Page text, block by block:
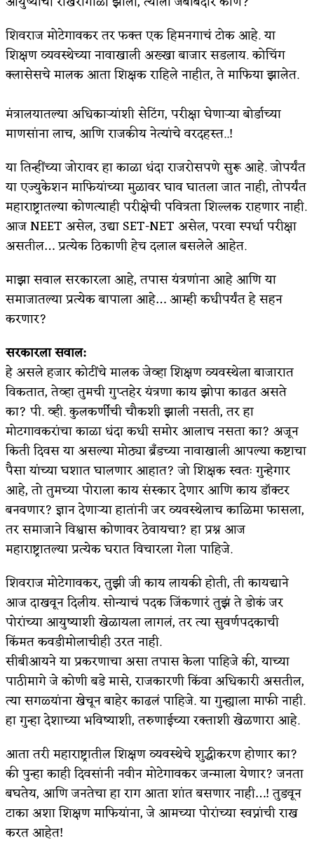
शिवराज मोटेगावकर तर फक्त एक हिमनगाचं टोक आहे. या
शिक्षण व्यवस्थेच्या नावाखाली अख्खा बाजार सडलाय. कोचिंग
क्लासेसचे मालक आता शिक्षक राहिले नाहीत, ते माफिया झालेत.
मंत्रालयातल्या अधिकाऱ्यांशी सेटिंग, ​परीक्षा घेणाऱ्या बोर्डाच्या
माणसांना लाच, ​आणि राजकीय नेत्यांचे वरदहस्त..!
​या तिन्हींच्या जोरावर हा काळा धंदा राजरोसपणे सुरू आहे. जोपर्यंत
या एज्युकेशन माफियांच्या मुळावर घाव घातला जात नाही, तोपर्यंत
महाराष्ट्रातल्या कोणत्याही परीक्षेची पवित्रता शिल्लक राहणार नाही.
आज NEET असेल, उद्या SET-NET असेल, परवा स्पर्धा परीक्षा
असतील… प्रत्येक ठिकाणी हेच दलाल बसलेले आहेत.
​माझा सवाल सरकारला आहे, तपास यंत्रणांना आहे आणि या
समाजातल्या प्रत्येक बापाला आहे… आम्ही कधीपर्यंत हे सहन
करणार?
​सरकारला सवाल:
हे असले हजार कोटींचे मालक जेव्हा शिक्षण व्यवस्थेला बाजारात
विकतात, तेव्हा तुमची गुप्तहेर यंत्रणा काय झोपा काढत असते
का? पी. व्ही. कुलकर्णीची चौकशी झाली नसती, तर हा
मोटगावकरांचा काळा धंदा कधी समोर आलाच नसता का? अजून
किती दिवस या असल्या मोठ्या ब्रँडच्या नावाखाली आपल्या कष्टाचा
पैसा यांच्या घशात घालणार आहात? जो शिक्षक स्वतः गुन्हेगार
आहे, तो तुमच्या पोराला काय संस्कार देणार आणि काय डॉक्टर
बनवणार? ​ज्ञान देणाऱ्या हातांनी जर व्यवस्थेलाच काळिमा फासला,
तर समाजाने विश्वास कोणावर ठेवायचा? हा प्रश्न आज
महाराष्ट्रातल्या प्रत्येक घरात विचारला गेला पाहिजे.
शिवराज मोटेगावकर, तुझी जी काय लायकी होती, ती कायद्याने
आज दाखवून दिलीय. सोन्याचं पदक जिंकणारं तुझं ते डोकं जर
पोरांच्या आयुष्याशी खेळायला लागलं, तर त्या सुवर्णपदकाची
किंमत कवडीमोलाचीही उरत नाही.
​सीबीआयने या प्रकरणाचा असा तपास केला पाहिजे की, याच्या
पाठीमागे जे कोणी बडे मासे, राजकारणी किंवा अधिकारी असतील,
त्या सगळ्यांना खेचून बाहेर काढलं पाहिजे. या गुन्ह्याला माफी नाही.
हा गुन्हा देशाच्या भविष्याशी, तरुणाईच्या रक्ताशी खेळणारा आहे.
आता तरी महाराष्ट्रातील शिक्षण व्यवस्थेचे शुद्धीकरण होणार का?
की पुन्हा काही दिवसांनी नवीन मोटेगावकर जन्माला येणार? जनता
बघतेय, आणि जनतेचा हा राग आता शांत बसणार नाही…! तुडवून
टाका अशा शिक्षण माफियांना, जे आमच्या पोरांच्या स्वप्नांची राख
करत आहेत!